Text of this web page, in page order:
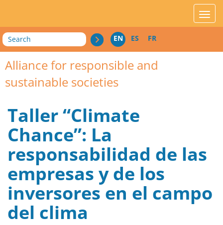
Search EN ES FR
Alliance for responsible and
sustainable societies
Taller “Climate
Chance”: La
responsabilidad de las
empresas y de los
inversores en el campo
del clima